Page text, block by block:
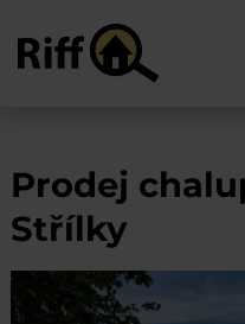
Prodej
Střílky